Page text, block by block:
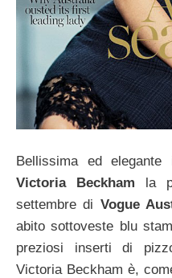
Bellissima ed elegante
Victoria Beckham la
settembre di Vogue
abito sottoveste blu
preziosi inserti di
Victoria Beckham è,